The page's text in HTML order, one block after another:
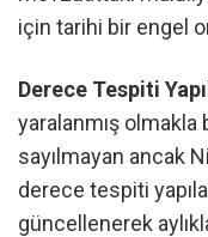
için tarihi bir engel
Derece Tespiti
yaralanmış
sayılmayan ancak
derece tespiti
güncellenerek